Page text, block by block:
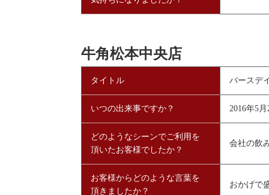
牛角松本中央店
タイトル バースデ
いつの出来事ですか？ 2016年5月
どのようなシーンでご利用を
頂いたお客様でしたか？
会社の飲
お客様からどのような言葉を
頂きましたか？
おかげで